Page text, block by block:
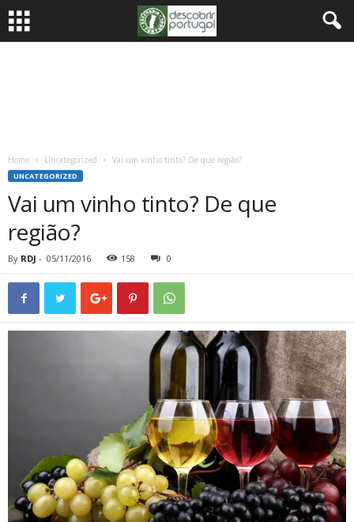
Home Uncategorized Vai um vinho tinto? De que região?
UNCATEGORIZED
Vai um vinho tinto? De que
região?
By RDJ - 05/11/2016 158 0